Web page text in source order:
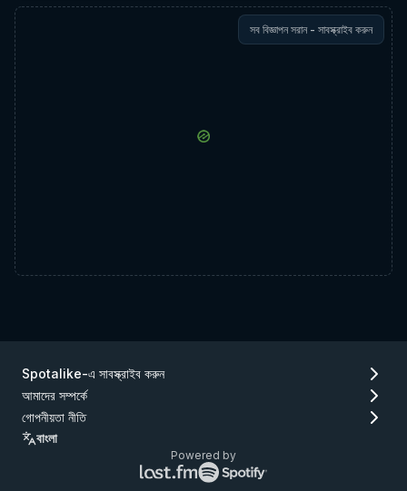
সব বিজ্ঞাপন সরান - সাবস্ক্রাইব করুন
Spotalike-এ সাবস্ক্রাইব করুন
আমাদের সম্পর্কে
গোপনীয়তা নীতি
বাংলা
Powered by
Lastfm